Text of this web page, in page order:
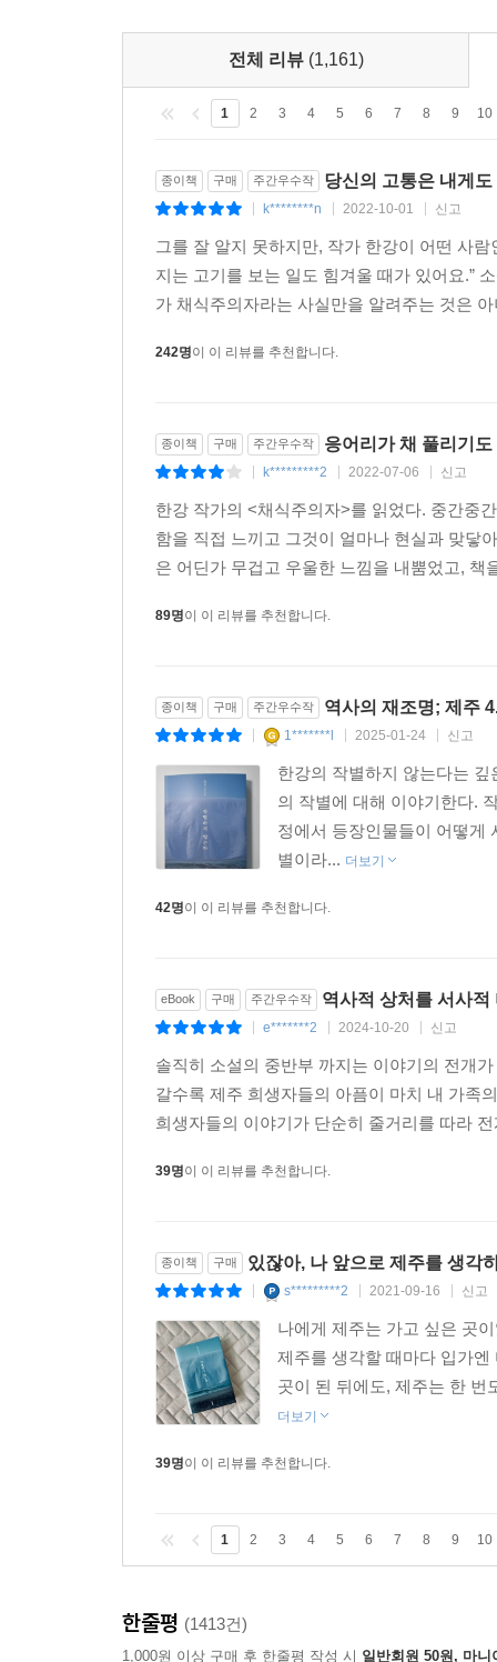
전체 리뷰 (1,161)
1 2 3 4 5 6 7 8 9 10
종이책 구매 주간우수작 당신의 고통은 내게
k********n 2022-10-01 신고
그를 잘 알지 못하지만, 작가 한강이 어떤 사
지는 고기를 보는 일도 힘겨울 때가 있어요.”
가 채식주의자라는 사실만을 알려주는 것은
242명이 이 리뷰를 추천합니다.
종이책 구매 주간우수작 응어리가 채 풀리기
k*********2 2022-07-06 신고
한강 작가의 <채식주의자>를 읽었다. 중간중
함을 직접 느끼고 그것이 얼마나 현실과 맞닿
은 어딘가 무겁고 우울한 느낌을 내뿜었고,
89명이 이 리뷰를 추천합니다.
종이책 구매 주간우수작 역사의 재조명; 제주
1*******l 2025-01-24 신고
한강의 작별하지 않는다는
의 작별에 대해 이야기한다.
정에서 등장인물들이 어떻게
별이라... 더보기
42명이 이 리뷰를 추천합니다.
eBook 구매 주간우수작 역사적 상처를 서사
e*******2 2024-10-20 신고
솔직히 소설의 중반부 까지는 이야기의 전개
갈수록 제주 희생자들의 아픔이 마치 내 가족
희생자들의 이야기가 단순히 줄거리를 따라
39명이 이 리뷰를 추천합니다.
종이책 구매 있잖아, 나 앞으로 제주를 생각
s*********2 2021-09-16 신고
나에게 제주는 가고 싶은 곳
제주를 생각할 때마다 입가
곳이 된 뒤에도, 제주는 한 번
더보기
39명이 이 리뷰를 추천합니다.
1 2 3 4 5 6 7 8 9 10
한줄평 (1413건)
1,000원 이상 구매 후 한줄평 작성 시 일반회원 50원, 마니